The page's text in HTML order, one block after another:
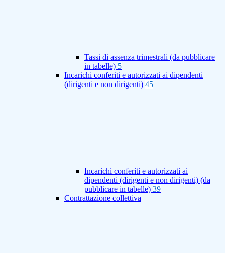
Tassi di assenza trimestrali (da pubblicare
in tabelle) 5
Incarichi conferiti e autorizzati ai dipendenti
(dirigenti e non dirigenti) 45
Incarichi conferiti e autorizzati ai
dipendenti (dirigenti e non dirigenti) (da
pubblicare in tabelle) 39
Contrattazione collettiva